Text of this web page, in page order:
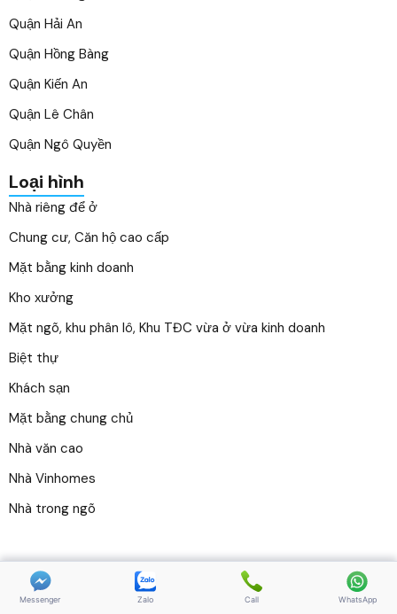
Messenger Zalo Call WhatsApp
Quận Hải An
Quận Hồng Bàng
Quận Kiến An
Quận Lê Chân
Quận Ngô Quyền
Loại hình
Nhà riêng để ở
Chung cư, Căn hộ cao cấp
Mặt bằng kinh doanh
Kho xưởng
Mặt ngõ, khu phân lô, Khu TĐC vừa ở vừa kinh doanh
Biệt thự
Khách sạn
Mặt bằng chung chủ
Nhà văn cao
Nhà Vinhomes
Nhà trong ngõ
Copyright 2025 | chothuenhahaiphong.com. All Rights
Reserved